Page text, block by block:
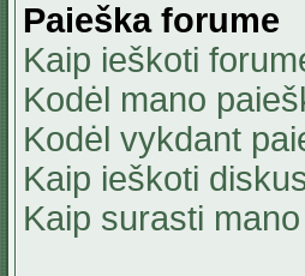
Paieška forume
Kaip ieškoti
Kodėl mano
Kodėl vykdant
Kaip ieškoti
Kaip surasti